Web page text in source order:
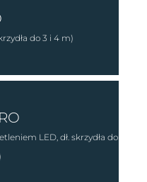
do 3 i 4 m)
LED, dł. skrzydła do